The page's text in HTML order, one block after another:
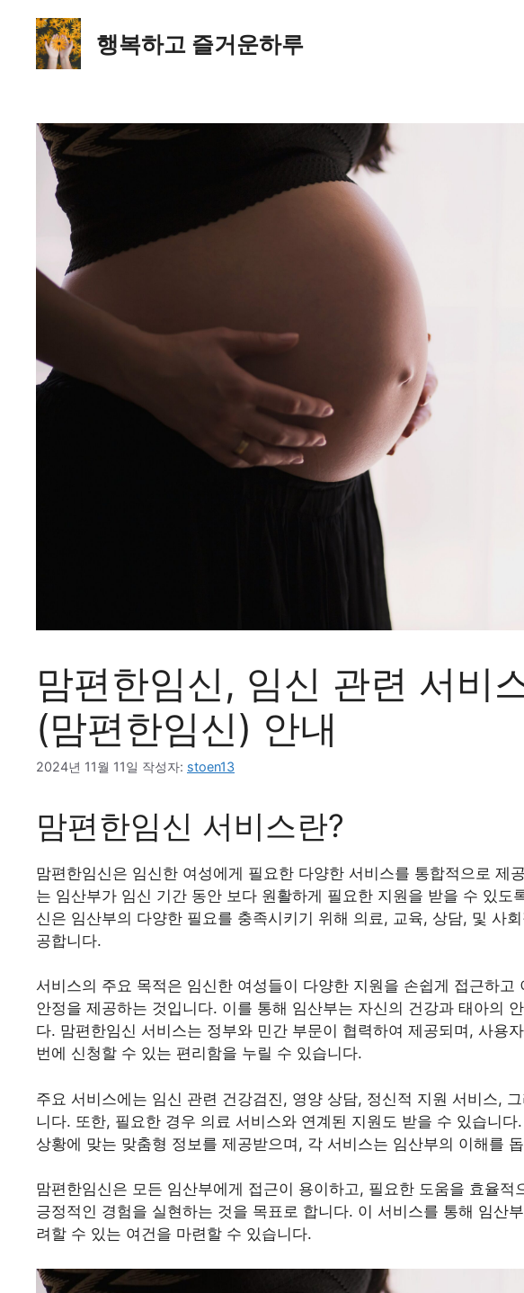
행복하고 즐거운하루
맘편한임신, 임신 관련 서비
(맘편한임신) 안내
2024년 11월 11일 작성자: stoen13
맘편한임신 서비스란?
맘편한임신은 임신한 여성에게 필요한 다양한 서비스를 통합적으로 제
는 임산부가 임신 기간 동안 보다 원활하게 필요한 지원을 받을 수 있도
신은 임산부의 다양한 필요를 충족시키기 위해 의료, 교육, 상담, 및 사
공합니다.
서비스의 주요 목적은 임신한 여성들이 다양한 지원을 손쉽게 접근하고
안정을 제공하는 것입니다. 이를 통해 임산부는 자신의 건강과 태아의
다. 맘편한임신 서비스는 정부와 민간 부문이 협력하여 제공되며, 사용
번에 신청할 수 있는 편리함을 누릴 수 있습니다.
주요 서비스에는 임신 관련 건강검진, 영양 상담, 정신적 지원 서비스,
니다. 또한, 필요한 경우 의료 서비스와 연계된 지원도 받을 수 있습니
상황에 맞는 맞춤형 정보를 제공받으며, 각 서비스는 임산부의 이해를
맘편한임신은 모든 임산부에게 접근이 용이하고, 필요한 도움을 효율
긍정적인 경험을 실현하는 것을 목표로 합니다. 이 서비스를 통해 임산
려할 수 있는 여건을 마련할 수 있습니다.